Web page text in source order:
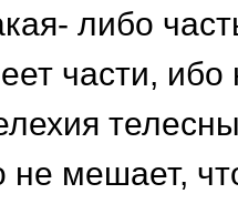
либо
части, ибо
не мешает,